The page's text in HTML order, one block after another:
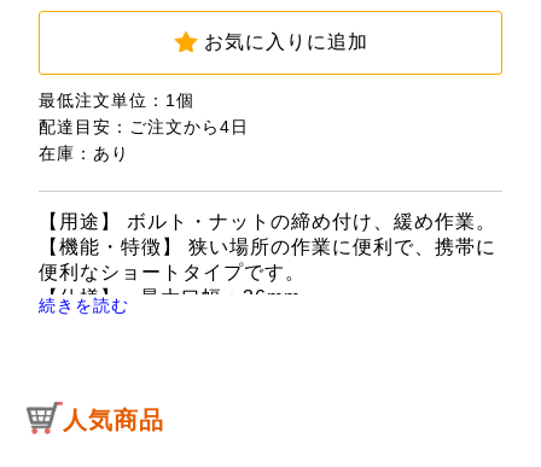
お気に入りに追加
最低注文単位：1個
配達目安：ご注文から4日
在庫：あり
【用途】 ボルト・ナットの締め付け、緩め作業。
【機能・特徴】 狭い場所の作業に便利で、携帯に
便利なショートタイプです。
【仕様】 ●最大口幅：36mm。
必ず下あご側へ回してください。
パイプ等を継ぎ足して使用しないでください。
続きを読む
人気商品